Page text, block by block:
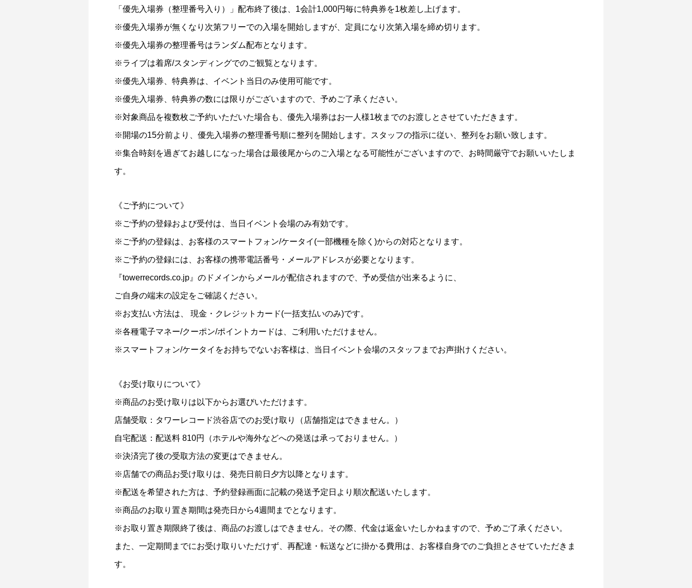
「優先入場券（整理番号入り）」配布終了後は、1会計1,000円毎に特典券を1枚差し上げます。
※優先入場券が無くなり次第フリーでの入場を開始しますが、定員になり次第入場を締め切ります。
※優先入場券の整理番号はランダム配布となります。
※ライブは着席/スタンディングでのご観覧となります。
※優先入場券、特典券は、イベント当日のみ使用可能です。
※優先入場券、特典券の数には限りがございますので、予めご了承ください。
※対象商品を複数枚ご予約いただいた場合も、優先入場券はお一人様1枚までのお渡しとさせていただきます。
※開場の15分前より、優先入場券の整理番号順に整列を開始します。スタッフの指示に従い、整列をお願い致します。
※集合時刻を過ぎてお越しになった場合は最後尾からのご入場となる可能性がございますので、お時間厳守でお願いいたしま
す。
《ご予約について》
※ご予約の登録および受付は、当日イベント会場のみ有効です。
※ご予約の登録は、お客様のスマートフォン/ケータイ(一部機種を除く)からの対応となります。
※ご予約の登録には、お客様の携帯電話番号・メールアドレスが必要となります。
『towerrecords.co.jp』のドメインからメールが配信されますので、予め受信が出来るように、
ご自身の端末の設定をご確認ください。
※お支払い方法は、 現金・クレジットカード(一括支払いのみ)です。
※各種電子マネー/クーポン/ポイントカードは、ご利用いただけません。
※スマートフォン/ケータイをお持ちでないお客様は、当日イベント会場のスタッフまでお声掛けください。
《お受け取りについて》
※商品のお受け取りは以下からお選びいただけます。
店舗受取：タワーレコード渋谷店でのお受け取り（店舗指定はできません。）
自宅配送：配送料 810円（ホテルや海外などへの発送は承っておりません。）
※決済完了後の受取方法の変更はできません。
※店舗での商品お受け取りは、発売日前日夕方以降となります。
※配送を希望された方は、予約登録画面に記載の発送予定日より順次配送いたします。
※商品のお取り置き期間は発売日から4週間までとなります。
※お取り置き期限終了後は、商品のお渡しはできません。その際、代金は返金いたしかねますので、予めご了承ください。
また、一定期間までにお受け取りいただけず、再配達・転送などに掛かる費用は、お客様自身でのご負担とさせていただきま
す。